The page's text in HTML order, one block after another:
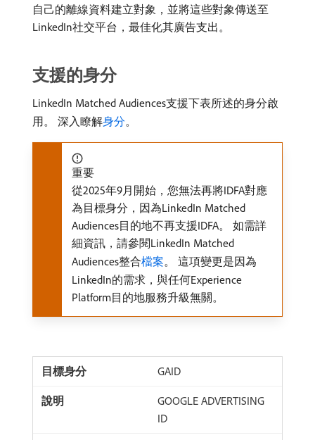
自己的離線資料建立對象，並將這些對象傳送至
LinkedIn社交平台，最佳化其廣告支出。
支援的身分
LinkedIn Matched Audiences支援下表所述的身分啟
用。 深入瞭解身分。
重要
從2025年9月開始，您無法再將IDFA對應
為目標身分，因為LinkedIn Matched
Audiences目的地不再支援IDFA。 如需詳
細資訊，請參閱LinkedIn Matched
Audiences整合檔案。 這項變更是因為
LinkedIn的需求，與任何Experience
Platform目的地服務升級無關。
GAID
GOOGLE ADVERTISING
ID